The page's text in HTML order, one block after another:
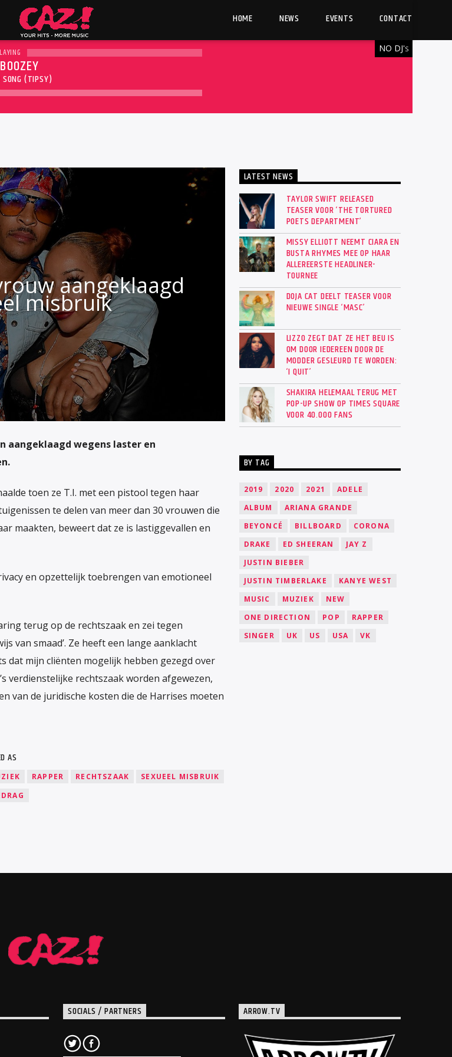
HOME NEWS EVENTS CONTACT
NO DJ'S
SONG (TIPSY)
aangeklaagd
misbruik
aangeklaagd wegens laster en
toen ze T.I. met een pistool tegen haar
te delen van meer dan 30 vrouwen die
maakten, beweert dat ze is lastiggevallen en
en opzettelijk toebrengen van emotioneel
terug op de rechtszaak en zei tegen
van smaad’. Ze heeft een lange aanklacht
dat mijn cliënten mogelijk hebben gezegd over
verdienstelijke rechtszaak worden afgewezen,
van de juridische kosten die de Harrises moeten
AS
RAPPER RECHTSZAAK
SEXUEEL MISBRUIK
LATEST NEWS
TAYLOR SWIFT RELEASED
TEASER VOOR ‘THE TORTURED
POETS DEPARTMENT’
MISSY ELLIOTT NEEMT CIARA EN
BUSTA RHYMES MEE OP HAAR
ALLEREERSTE HEADLINER-
TOURNEE
DOJA CAT DEELT TEASER VOOR
NIEUWE SINGLE ‘MASC’
LIZZO ZEGT DAT ZE HET BEU IS
OM DOOR IEDEREEN DOOR DE
MODDER GESLEURD TE WORDEN:
‘I QUIT’
SHAKIRA HELEMAAL TERUG MET
POP-UP SHOW OP TIMES SQUARE
VOOR 40.000 FANS
BY TAG
2019 2020 2021
ADELE
ALBUM
ARIANA GRANDE
BEYONCÉ
BILLBOARD
CORONA
DRAKE
ED SHEERAN
JAY Z
JUSTIN BIEBER
JUSTIN TIMBERLAKE
KANYE WEST
MUSIC
MUZIEK
NEW
ONE DIRECTION
POP
RAPPER
SINGER
UK US USA VK
SOCIALS / PARTNERS ARROW.TV